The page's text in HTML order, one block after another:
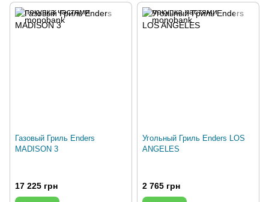
Газовый Гриль Enders
MADISON 3
17 225 грн
Угольный Гриль Enders LOS
ANGELES
2 765 грн